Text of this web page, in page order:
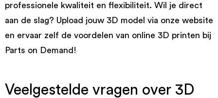
professionele kwaliteit en flexibiliteit. Wil je direct
aan de slag? Upload jouw 3D model via onze website
en ervaar zelf de voordelen van online 3D printen bij
Parts on Demand!
Veelgestelde vragen over 3D